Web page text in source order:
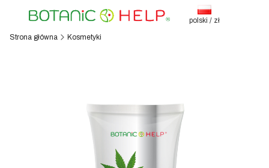
polski / zł
Strona główna
Kosmetyki